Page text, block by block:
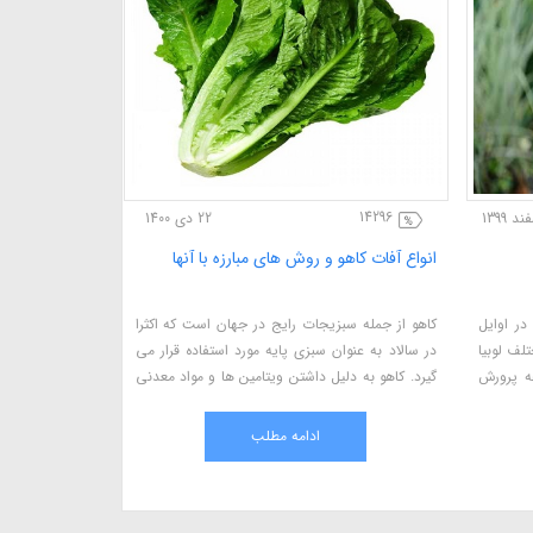
14296 22 دی 1400
انواع آفات کاهو و روش های مبارزه با آنها
کاهو از جمله سبزیجات رایج در جهان است که اکثرا
در سالاد به عنوان سبزی پایه مورد استفاده قرار می
گیرد. کاهو به دلیل داشتن ویتامین ها و مواد معدنی
کشاورزان میتوانند با آگاهی از بیماری ها و آفات آن،
ادامه مطلب
اوایل
لوبیا
پرورش